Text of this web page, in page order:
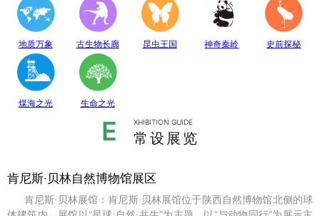
等珍稀动植物标本，呈现出一幅绚丽多姿的地球生命物种演化图。
地质万象 古生物长廊 昆虫王国 神奇秦岭 史前探秘
煤海之光 生命之光
E XHIBITION GUIDE
常设展览
肯尼斯·贝林自然博物馆展区